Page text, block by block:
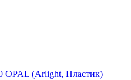
OPAL (Arlight, Пластик)